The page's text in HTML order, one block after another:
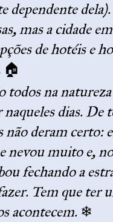
dependente
mas a cidade
de hotéis e
🏠
todos na
naqueles dias. De
não deram certo:
nevou muito e,
fechando a
Tem que ter
acontecem. ❄